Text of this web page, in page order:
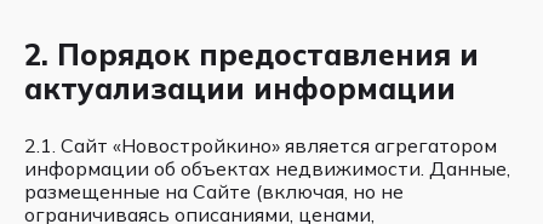
2. Порядок предоставления и
актуализации информации
2.1. Сайт «Новостройкино» является агрегатором
информации об объектах недвижимости. Данные,
размещенные на Сайте (включая, но не
ограничиваясь описаниями, ценами,